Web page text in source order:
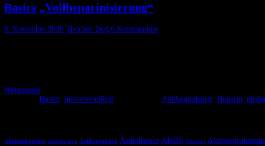
Basics „Vollheparinisierung“
9. November 2020 Thorben Doll 6 Kommentare
Weiterlesen
Basics Intensivmedizin Antikoagulation Heparin
Akutmanagement Anaphylaxie Antikoagulation Anästhesie ARDS Atemnot